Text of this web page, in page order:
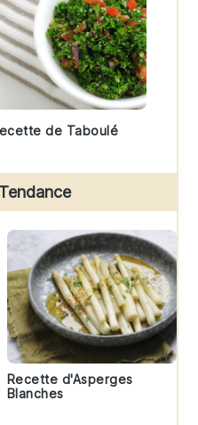
de Taboulé
Recette d'Asperges
Blanches